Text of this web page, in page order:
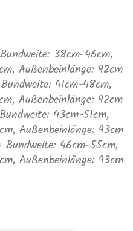
38cm-46cm,
Außenbeinlänge: 92cm
41cm-48cm,
Außenbeinlänge: 92cm
43cm-51cm,
Außenbeinlänge: 93cm
46cm-55cm,
Außenbeinlänge: 93cm